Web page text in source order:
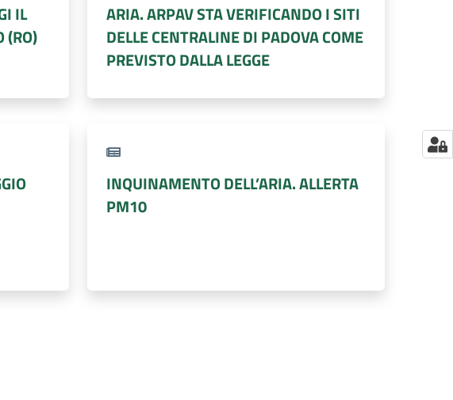
IL
(RO)
ARIA. ARPAV STA VERIFICANDO I SITI
DELLE CENTRALINE DI PADOVA COME
PREVISTO DALLA LEGGE
INQUINAMENTO DELL’ARIA. ALLERTA
PM10